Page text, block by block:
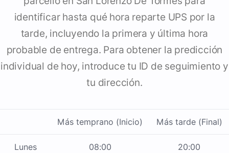
identificar hasta qué hora reparte UPS por la
tarde, incluyendo la primera y última hora
probable de entrega. Para obtener la predicción
individual de hoy, introduce tu ID de seguimiento y
tu dirección.
Más temprano (Inicio) Más tarde (Final)
Lunes 08:00 20:00